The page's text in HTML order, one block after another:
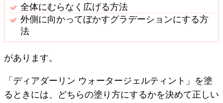
全体にむらなく広げる方法
外側に向かってぼかすグラデーションにする方
法
があります。
「ディアダーリン ウォータージェルティント」を塗
るときには、どちらの塗り方にするかを決めて正しい